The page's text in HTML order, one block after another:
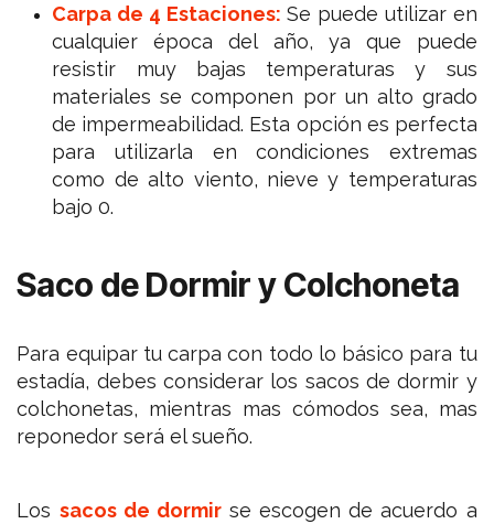
Carpa de 4 Estaciones: Se puede utilizar en
cualquier época del año, ya que puede
resistir muy bajas temperaturas y sus
materiales se componen por un alto grado
de impermeabilidad. Esta opción es perfecta
para utilizarla en condiciones extremas
como de alto viento, nieve y temperaturas
bajo 0.
Saco de Dormir y Colchoneta
Para equipar tu carpa con todo lo básico para tu
estadía, debes considerar los sacos de dormir y
colchonetas, mientras mas cómodos sea, mas
reponedor será el sueño.
Los sacos de dormirse escogen de acuerdo a